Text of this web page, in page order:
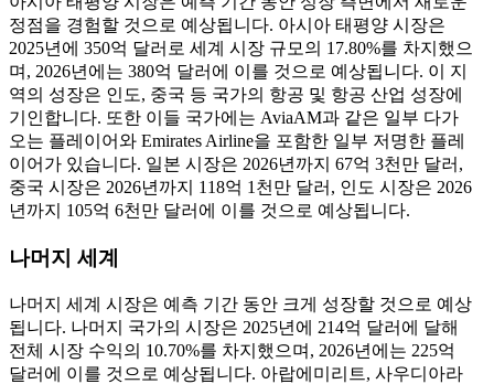
정점을 경험할 것으로 예상됩니다. 아시아 태평양 시장은
2025년에 350억 달러로 세계 시장 규모의 17.80%를 차지했으
며, 2026년에는 380억 달러에 이를 것으로 예상됩니다. 이 지
역의 성장은 인도, 중국 등 국가의 항공 및 항공 산업 성장에
기인합니다. 또한 이들 국가에는 AviaAM과 같은 일부 다가
오는 플레이어와 Emirates Airline을 포함한 일부 저명한 플레
이어가 있습니다. 일본 시장은 2026년까지 67억 3천만 달러,
중국 시장은 2026년까지 118억 1천만 달러, 인도 시장은 2026
년까지 105억 6천만 달러에 이를 것으로 예상됩니다.
나머지 세계
나머지 세계 시장은 예측 기간 동안 크게 성장할 것으로 예상
됩니다. 나머지 국가의 시장은 2025년에 214억 달러에 달해
전체 시장 수익의 10.70%를 차지했으며, 2026년에는 225억
달러에 이를 것으로 예상됩니다. 아랍에미리트, 사우디아라